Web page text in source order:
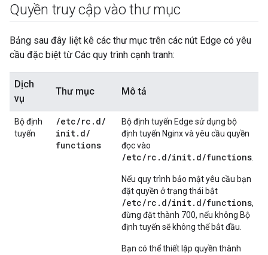
Quyền truy cập vào thư mục
Bảng sau đây liệt kê các thư mục trên các nút Edge có yêu
cầu đặc biệt từ Các quy trình cạnh tranh:
Dịch
vụ
Thư mục Mô tả
Bộ định
tuyến
/etc/rc . d/
init. d/
functions
Bộ định tuyến Edge sử dụng bộ
định tuyến Nginx và yêu cầu quyền
đọc vào
/etc/rc.d/init.d/functions
Nếu quy trình bảo mật yêu cầu bạn
đặt quyền ở trạng thái bật
/etc/rc.d/init.d/functions,
đừng đặt thành 700, nếu không Bộ
định tuyến sẽ không thể bắt đầu.
Bạn có thể thiết lập quyền thành